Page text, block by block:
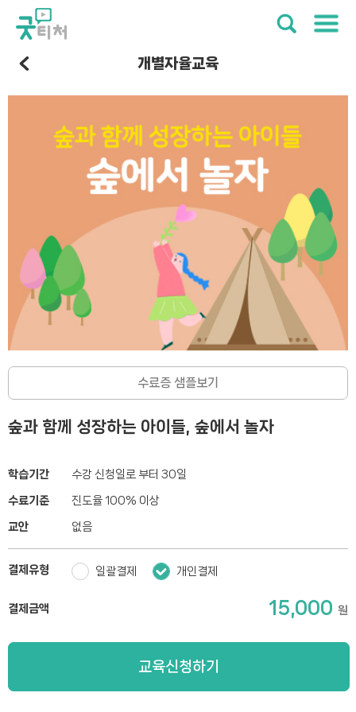
개별자율교육
수료증 샘플보기
숲과 함께 성장하는 아이들, 숲에서 놀자
학습기간 수강 신청일로 부터 30일
수료기준 진도율 100% 이상
교안 없음
결제유형 일괄결제 개인결제
결제금액 15,000 원
교육신청하기